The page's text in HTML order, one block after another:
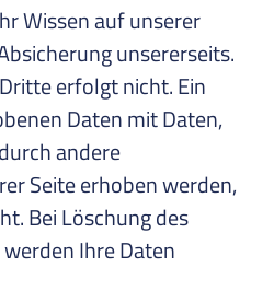
Wissen auf unserer
unsererseits.
erfolgt nicht. Ein
Daten mit Daten,
andere
Seite erhoben werden,
Bei Löschung des
Ihre Daten